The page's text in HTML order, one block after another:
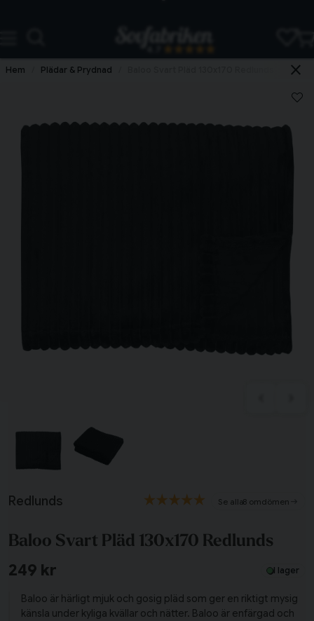
Hem Plädar & Prydnad
Redlunds 8 omdömen
Baloo Svart Pläd 130x170 Redlunds
249 kr I lager
Baloo är härligt mjuk och gosig pläd som ger en riktigt mysig
känsla under kyliga kvällar och nätter. Baloo är enfärgad och
Tillagd i varukorgen
Fortsätt handla